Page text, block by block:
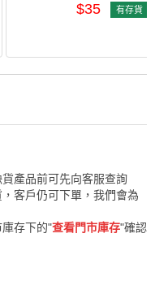
$35 有存貨
產品前可先向客服查詢
客戶仍可下單，我們會為
存下的"查看門市庫存"確認